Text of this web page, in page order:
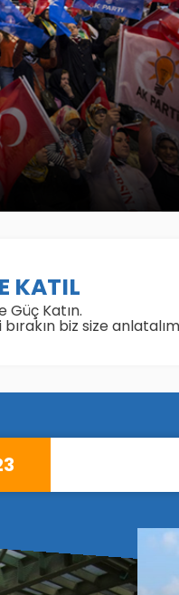
KATIL
Güç Katın.
bırakın biz size